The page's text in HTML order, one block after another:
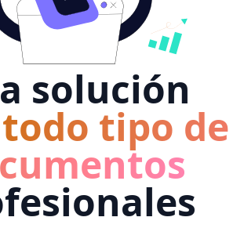
solución
todo tipo de